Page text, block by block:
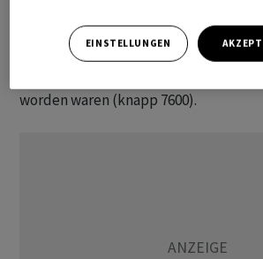
Prozent gegenüber dem Vorjahr.
Rückgang um 15,1 Prozent bei neuen
worden waren (knapp 7600).
EINSTELLUNGEN